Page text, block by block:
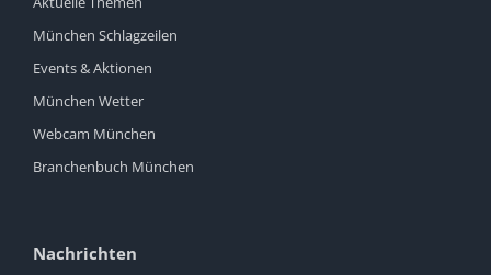
München Schlagzeilen
Events & Aktionen
München Wetter
Webcam München
Branchenbuch München
Nachrichten